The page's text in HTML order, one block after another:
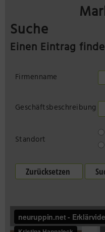
Suche
Einen Eintrag
Firmenname
Geschäftsbeschreibung
Standort